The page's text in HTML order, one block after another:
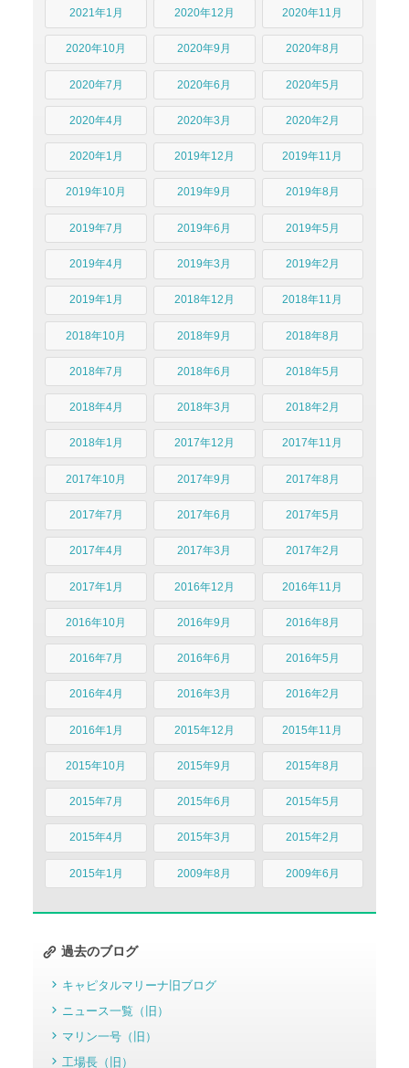
2021年1月 2020年12月 2020年11月
2020年10月 2020年9月 2020年8月
2020年7月 2020年6月 2020年5月
2020年4月 2020年3月 2020年2月
2020年1月 2019年12月 2019年11月
2019年10月 2019年9月 2019年8月
2019年7月 2019年6月 2019年5月
2019年4月 2019年3月 2019年2月
2019年1月 2018年12月 2018年11月
2018年10月 2018年9月 2018年8月
2018年7月 2018年6月 2018年5月
2018年4月 2018年3月 2018年2月
2018年1月 2017年12月 2017年11月
2017年10月 2017年9月 2017年8月
2017年7月 2017年6月 2017年5月
2017年4月 2017年3月 2017年2月
2017年1月 2016年12月 2016年11月
2016年10月 2016年9月 2016年8月
2016年7月 2016年6月 2016年5月
2016年4月 2016年3月 2016年2月
2016年1月 2015年12月 2015年11月
2015年10月 2015年9月 2015年8月
2015年7月 2015年6月 2015年5月
2015年4月 2015年3月 2015年2月
2015年1月 2009年8月 2009年6月
過去のブログ
キャピタルマリーナ旧ブログ
ニュース一覧（旧）
マリン一号（旧）
工場長（旧）